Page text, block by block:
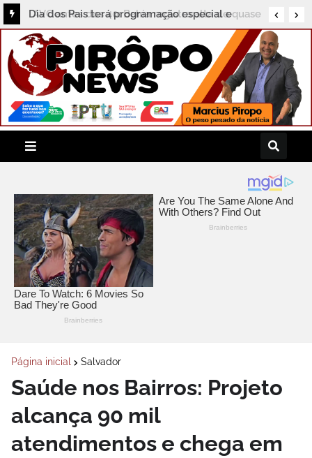
AVC antes dos 40: Bahia registra alta de quase
50% nas internações de jovens
Página inicial Salvador
Saúde nos Bairros: Projeto
alcança 90 mil
atendimentos e chega em